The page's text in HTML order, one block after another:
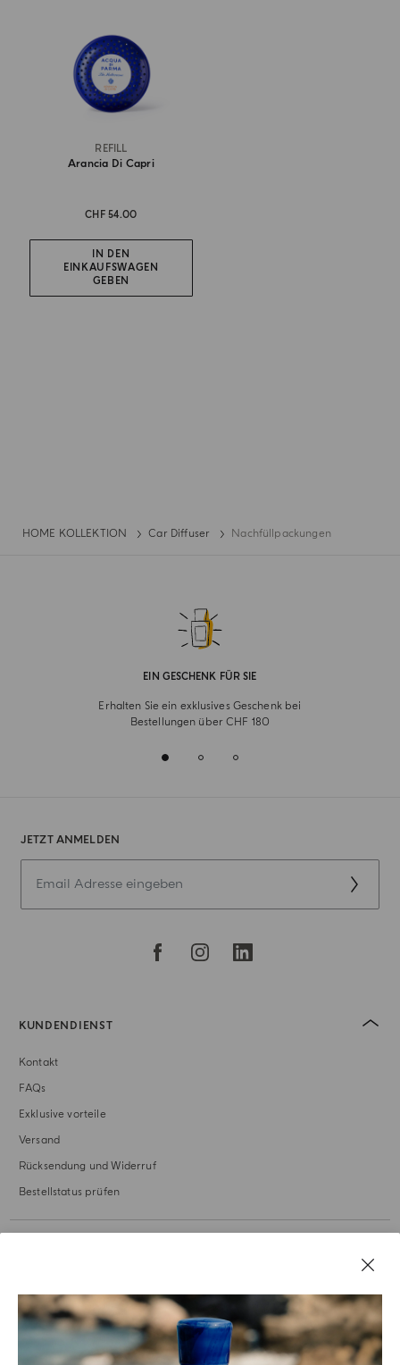
REFILL
Arancia Di Capri
CHF 54.00
IN DEN
EINKAUFSWAGEN
GEBEN
HOME KOLLEKTION Car Diffuser Nachfüllpackungen
EIN GESCHENK FÜR SIE
Erhalten Sie ein exklusives Geschenk bei
Bestellungen über CHF 180
JETZT ANMELDEN
KUNDENDIENST
Kontakt
FAQs
Exklusive vorteile
Versand
Rücksendung und Widerruf
Bestellstatus prüfen